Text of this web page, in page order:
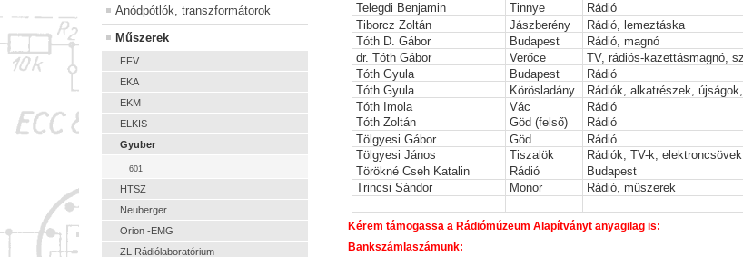
Anódpótlók, transzformátorok
Műszerek
FFV
EKA
EKM
ELKIS
Gyuber
601
HTSZ
Neuberger
Orion -EMG
ZL Rádiólaboratórium
Telegdi Benjamin
Tinnye
Rádió
Tiborcz Zoltán
Jászberény
Rádió, lemeztáska
Tóth D. Gábor
Budapest
Rádió, magnó
dr. Tóth Gábor
Verőce
TV, rádiós-kazettásmagnó,
Tóth Gyula
Budapest
Rádió
Tóth Gyula
Körösladány
Rádiók, alkatrészek,
Tóth Imola
Vác
Rádió
Tóth Zoltán
Göd (felső)
Rádió
Tölgyesi Gábor
Göd
Rádió
Tölgyesi János
Tiszalök
Rádiók, TV-k,
Törökné Cseh Katalin
Rádió
Budapest
Trincsi Sándor
Monor Rádió, műszerek
Kérem támogassa a Rádiómúzeum Alapítványt anyagilag is:
Bankszámlaszámunk: